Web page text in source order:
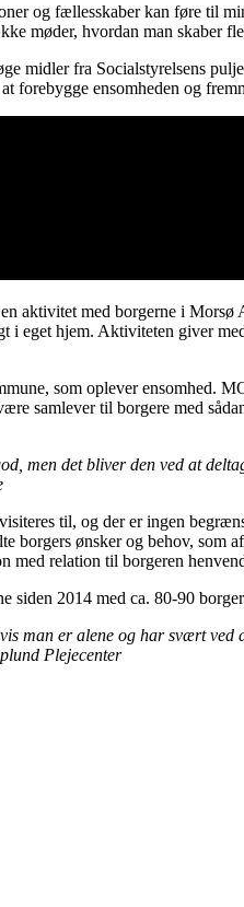
og fællesskaber kan føre til
møder, hvordan man skaber
midler fra Socialstyrelsens
ensomheden og
aktivitet med borgerne i
i eget hjem. Aktiviteten giver
som oplever ensomhed.
samlever til borgere med
men det bliver den ved at
til, og der er ingen
borgers ønsker og behov, som
med relation til borgeren
2014 med ca. 80-90
man er alene og har svært
Plejecenter